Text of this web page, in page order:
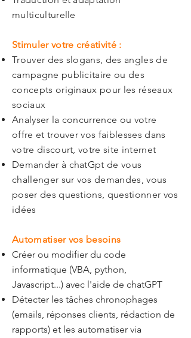
multiculturelle
Stimuler votre créativité :
Trouver des slogans, des angles de
campagne publicitaire ou des
concepts originaux pour les réseaux
sociaux
Analyser la concurrence ou votre
offre et trouver vos faiblesses dans
votre discourt, votre site internet
Demander à chatGpt de vous
challenger sur vos demandes, vous
poser des questions, questionner vos
idées
Automatiser vos besoins
Créer ou modifier du code
informatique (VBA, python,
Javascript...) avec l'aide de chatGPT
Détecter les tâches chronophages
(emails, réponses clients, rédaction de
rapports) et les automatiser via